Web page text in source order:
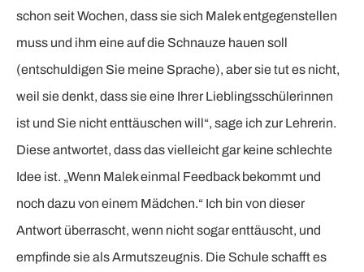
schon seit Wochen, dass sie sich Malek entgegenstellen
muss und ihm eine auf die Schnauze hauen soll
(entschuldigen Sie meine Sprache), aber sie tut es nicht,
weil sie denkt, dass sie eine Ihrer Lieblingsschülerinnen
ist und Sie nicht enttäuschen will“, sage ich zur Lehrerin.
Diese antwortet, dass das vielleicht gar keine schlechte
Idee ist. „Wenn Malek einmal Feedback bekommt und
noch dazu von einem Mädchen.“ Ich bin von dieser
Antwort überrascht, wenn nicht sogar enttäuscht, und
empfinde sie als Armutszeugnis. Die Schule schafft es